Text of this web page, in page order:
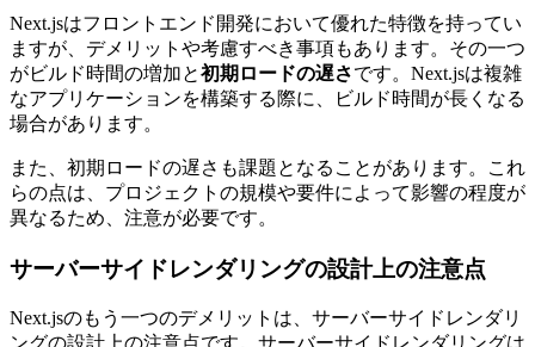
Next.jsはフロントエンド開発において優れた特徴を持ってい
ますが、デメリットや考慮すべき事項もあります。その一つ
がビルド時間の増加と初期ロードの遅さです。Next.jsは複雑
なアプリケーションを構築する際に、ビルド時間が長くなる
場合があります。
また、初期ロードの遅さも課題となることがあります。これ
らの点は、プロジェクトの規模や要件によって影響の程度が
異なるため、注意が必要です。
サーバーサイドレンダリングの設計上の注意点
Next.jsのもう一つのデメリットは、サーバーサイドレンダリ